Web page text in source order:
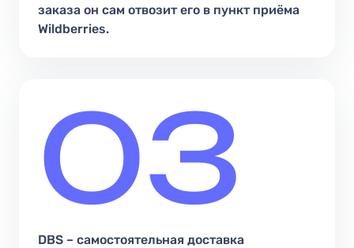
заказа он сам отвозит его в пункт приёма
Wildberries.
03
DBS – самостоятельная доставка